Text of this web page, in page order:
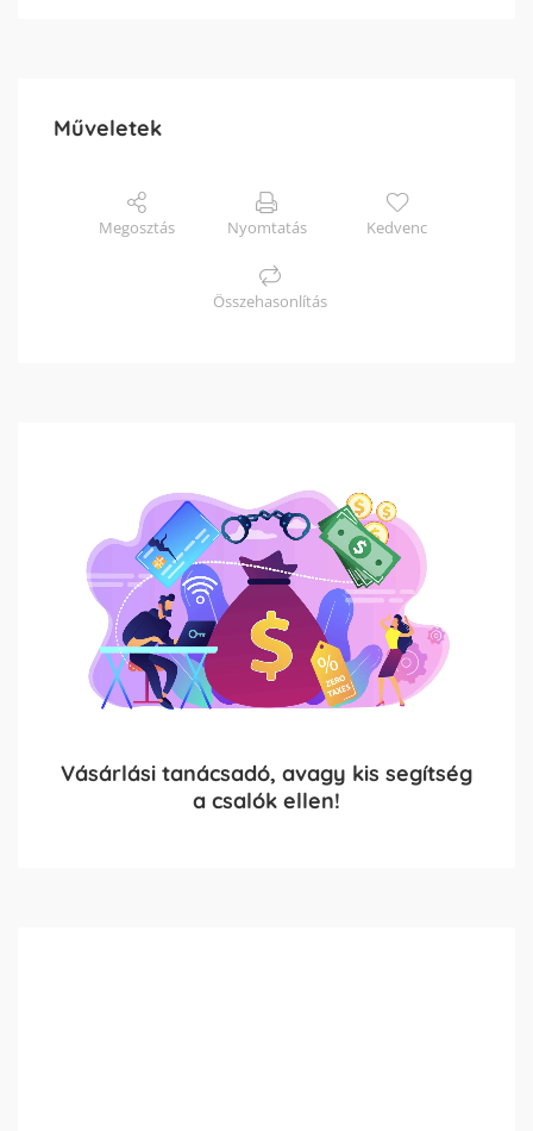
Műveletek
Megosztás Nyomtatás Kedvenc
Összehasonlítás
Vásárlási tanácsadó, avagy kis segítség
a csalók ellen!